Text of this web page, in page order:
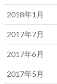
2018年1月
2017年7月
2017年6月
2017年5月